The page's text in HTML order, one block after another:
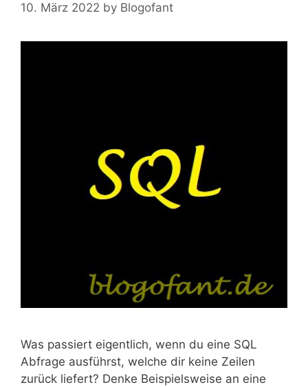
10. März 2022 by Blogofant
Was passiert eigentlich, wenn du eine SQL
Abfrage ausführst, welche dir keine Zeilen
zurück liefert? Denke Beispielsweise an eine